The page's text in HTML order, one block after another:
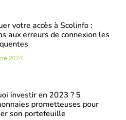
votre accès à Scolinfo :
aux erreurs de connexion les
2024
investir en 2023 ? 5
prometteuses pour
son portefeuille